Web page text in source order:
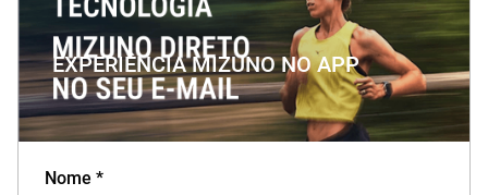
EXPERIÊNCIA MIZUNO NO APP
Nome *